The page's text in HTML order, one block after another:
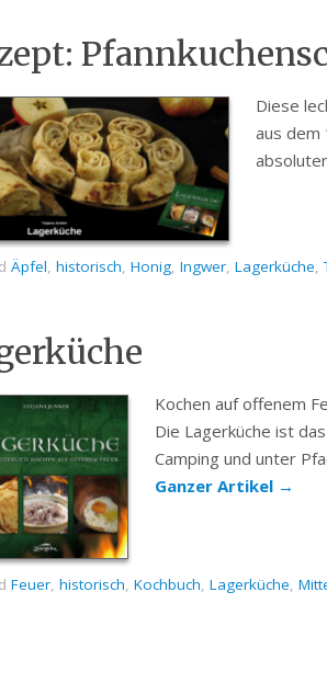
Diese
aus dem
Äpfel, historisch, Honig, Ingwer, Lagerküche,
Kochen auf offenem
Die Lagerküche ist
Camping und unter
Ganzer Artikel →
Feuer, historisch, Kochbuch, Lagerküche,